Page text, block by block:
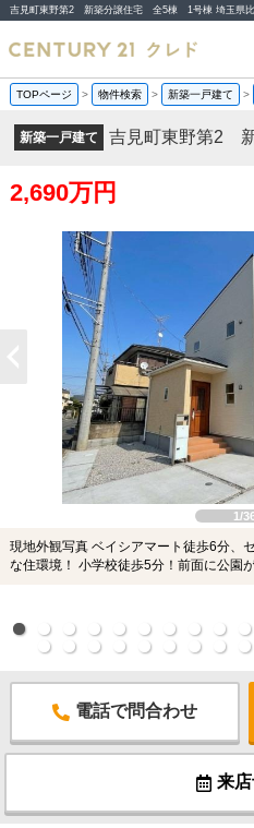
TOPページ > 物件検索 > 新築一戸建て >
新築一戸建て 吉見町東野第2
2,690万円
1/
現地外観写真 ベイシアマート徒歩6分、
な住環境！ 小学校徒歩5分！前面に公園
電話で問合わせ
来